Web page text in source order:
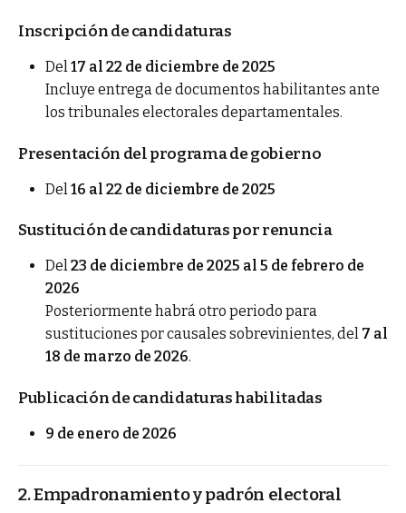
Inscripción de candidaturas
Del17 al 22 de diciembre de 2025
Incluye entrega de documentos habilitantes ante
los tribunales electorales departamentales.
Presentación del programa de gobierno
Del16 al 22 de diciembre de 2025
Sustitución de candidaturas por renuncia
Del23 de diciembre de 2025 al 5 de febrero de
2026
Posteriormente habrá otro periodo para
sustituciones por causales sobrevinientes, del 7 al
18 de marzo de 2026.
Publicación de candidaturas habilitadas
9 de enero de 2026
2. Empadronamiento y padrón electoral